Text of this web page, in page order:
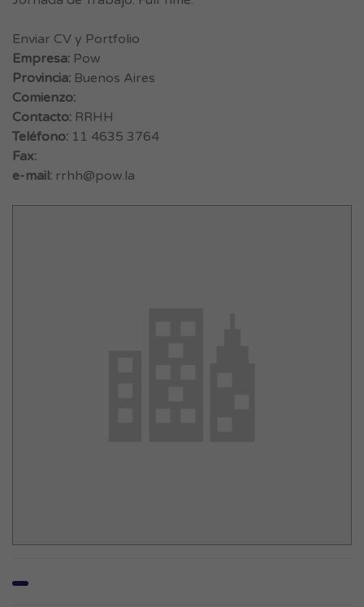
Enviar CV y Portfolio
Empresa: Pow
Provincia: Buenos Aires
Comienzo:
Contacto: RRHH
Teléfono: 11 4635 3764
Fax:
e-mail: rrhh@pow.la